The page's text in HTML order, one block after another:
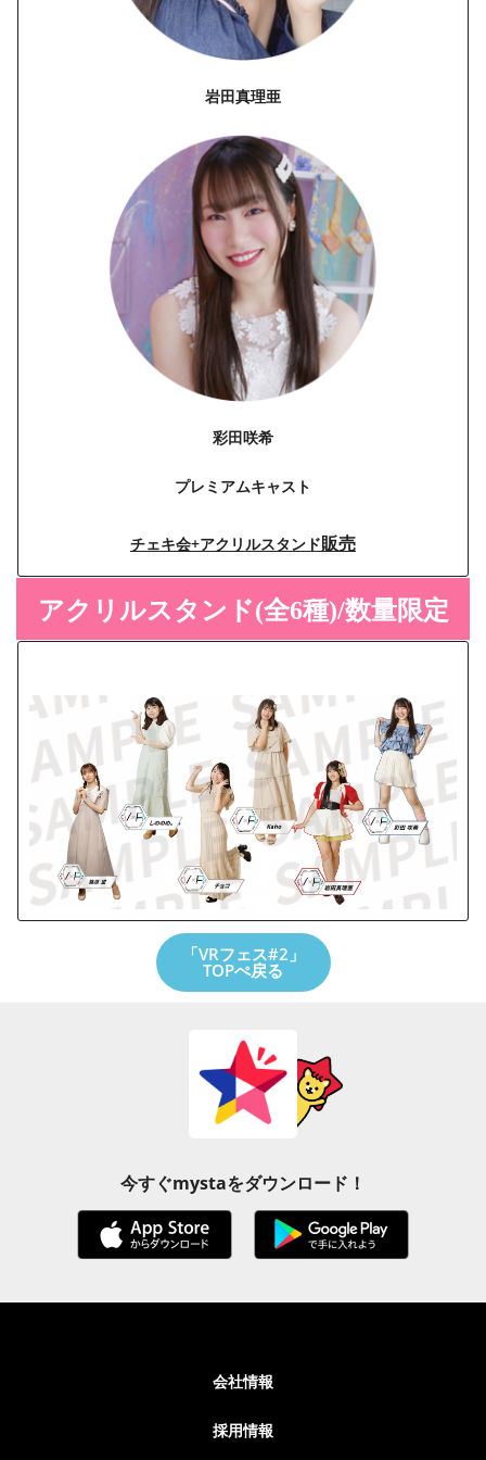
岩田真理亜
彩田咲希
プレミアムキャスト
チェキ会+アクリルスタンド販売
アクリルスタンド(全6種)/数量限定
「VRフェス#2」
TOPぺ戻る
今すぐmystaをダウンロード！
会社情報
採用情報